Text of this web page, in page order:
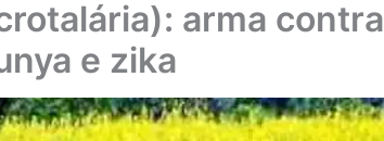
arma contra
e zika